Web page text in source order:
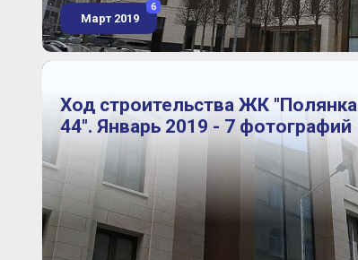
Март 2019
6
Ход строительства ЖК "Полянка
44". Январь 2019 - 7 фотографий